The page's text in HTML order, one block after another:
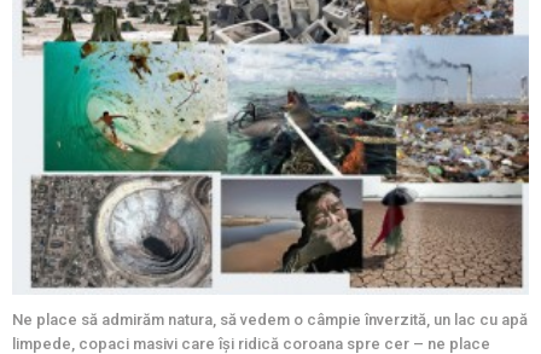
Ne place să admirăm natura, să vedem o câmpie înverzită, un lac cu apă
limpede, copaci masivi care își ridică coroana spre cer – ne place